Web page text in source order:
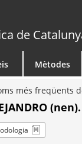
de
Mètodes
més freqüents